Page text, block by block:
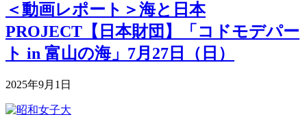
＜動画レポート＞海と日本
PROJECT【日本財団】「コドモデパー
ト in 富山の海」7月27日（日）
2025年9月1日